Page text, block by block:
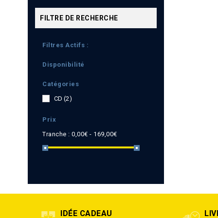
FILTRE DE RECHERCHE
Filtres Actifs :
Disponibilité
Catégories
CD (2)
Prix
Tranche : 0,00€ - 169,00€
IDÉE CADEAU